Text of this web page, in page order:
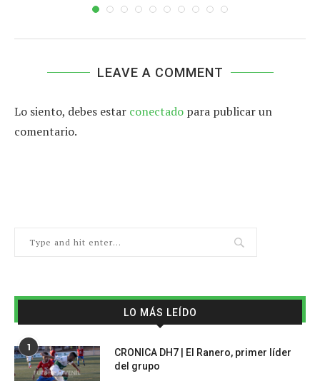
LEAVE A COMMENT
Lo siento, debes estar conectado para publicar un
comentario.
LO MÁS LEÍDO
1
CRONICA DH7 | El Ranero, primer líder
del grupo